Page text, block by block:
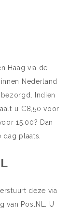
Haag via de
Nederland
Indien
u €8,50 voor
15.00? Dan
plaats.
deze via
van PostNL. U